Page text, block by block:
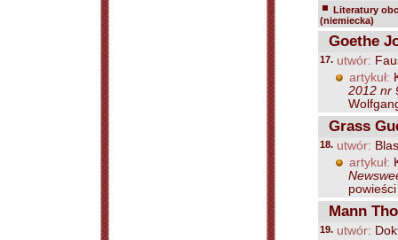
Literatury
(niemiecka)
Goethe
17. utwór:
artykuł:
2012 nr
Grass
18. utwór:
artykuł:
Mann
19. utwór: